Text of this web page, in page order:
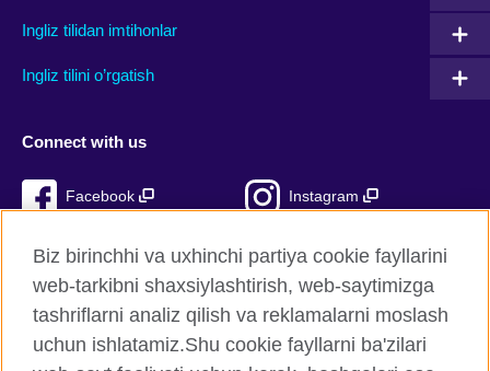
Ingliz tilidan imtihonlar
Ingliz tilini o’rgatish
Connect with us
Facebook Instagram
British Council Global
Biz birinchhi va uxhinchi partiya cookie fayllarini
web-tarkibni shaxsiylashtirish, web-saytimizga
tashriflarni analiz qilish va reklamalarni moslash
uchun ishlatamiz.Shu cookie fayllarni ba'zilari